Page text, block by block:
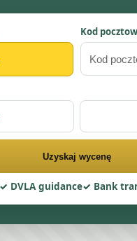
Kod
Uzyskaj wycenę
DVLA guidance Bank